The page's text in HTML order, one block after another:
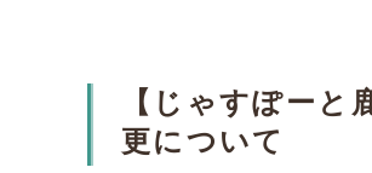
【じゃすぽー
更について